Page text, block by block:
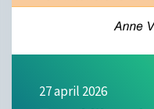
27 april 2026